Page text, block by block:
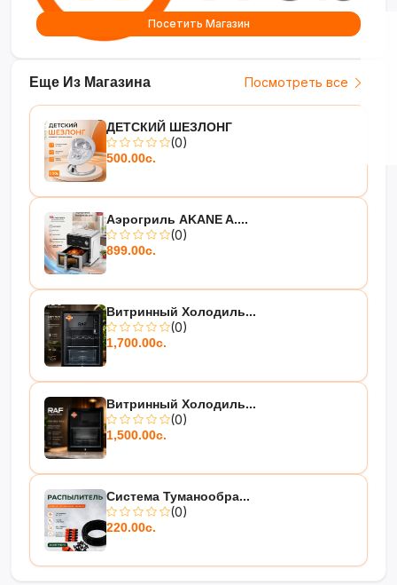
Еще Из Магазина Посмотреть все
ДЕТСКИЙ ШЕЗЛОНГ
(0)
500.00с.
Аэрогриль AKANE A....
(0)
899.00с.
Витринный Холодиль...
(0)
1,700.00с.
Витринный Холодиль...
(0)
1,500.00с.
Система Туманообра...
(0)
220.00с.
Посетить Магазин